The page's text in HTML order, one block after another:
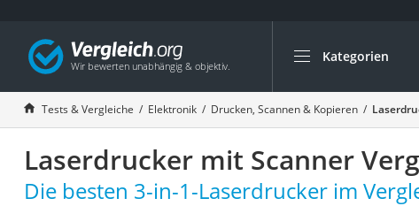
Kategorien
Die beliebtesten
Elektronik
Powerstation
Monitor 32 Zoll 4K
Fernseher
Tests & Vergleiche Elektronik Drucken, Scannen & Kopieren
Laserdrucker mit Scanner
Die besten 3-in-1-Laserdrucker im